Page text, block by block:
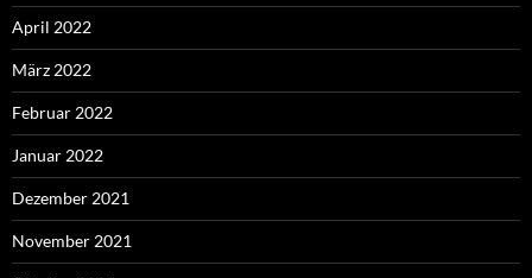
April 2022
März 2022
Februar 2022
Januar 2022
Dezember 2021
November 2021